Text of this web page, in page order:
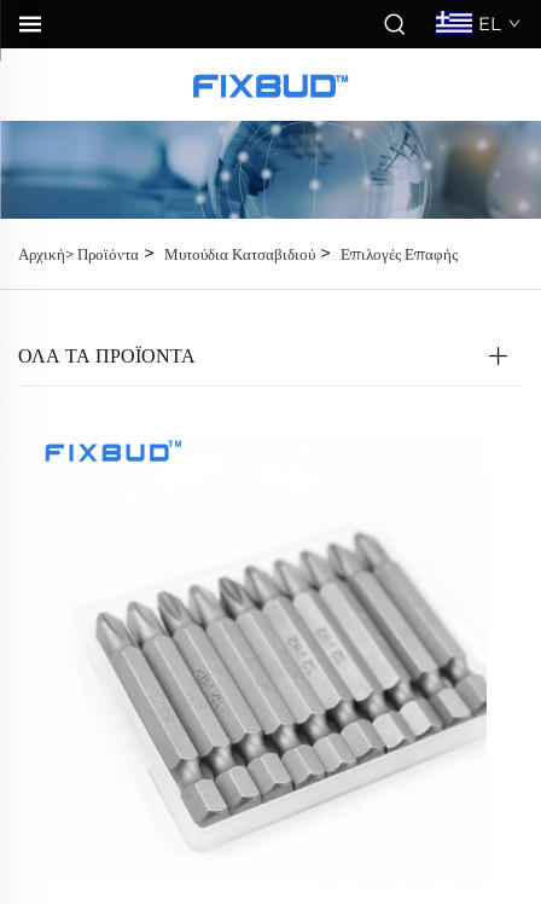
EL
Αρχική>Προϊόντα > Μυτούδια Κατσαβιδιού > Επιλογές Επαφής
ΟΛΑ ΤΑ ΠΡΟΪΟΝΤΑ